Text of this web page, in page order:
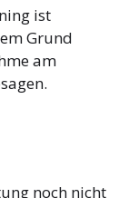
ist
Grund
am
noch nicht